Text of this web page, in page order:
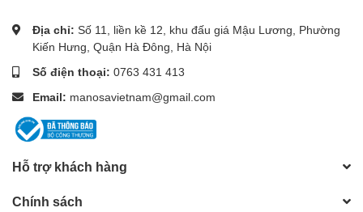
Địa chỉ: Số 11, liền kề 12, khu đấu giá Mậu Lương, Phường
Kiến Hưng, Quận Hà Đông, Hà Nội
Số điện thoại: 0763 431 413
Email: manosavietnam@gmail.com
Hỗ trợ khách hàng
Chính sách